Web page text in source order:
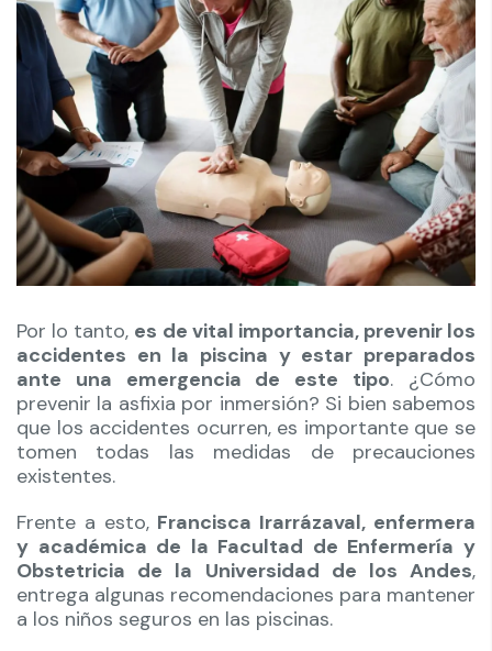
Por lo tanto, es de vital importancia, prevenir los
accidentes en la piscina y estar preparados
ante una emergencia de este tipo. ¿Cómo
prevenir la asfixia por inmersión? Si bien sabemos
que los accidentes ocurren, es importante que se
tomen todas las medidas de precauciones
existentes.
Frente a esto, Francisca Irarrázaval, enfermera
y académica de la Facultad de Enfermería y
Obstetricia de la Universidad de los Andes,
entrega algunas recomendaciones para mantener
a los niños seguros en las piscinas.